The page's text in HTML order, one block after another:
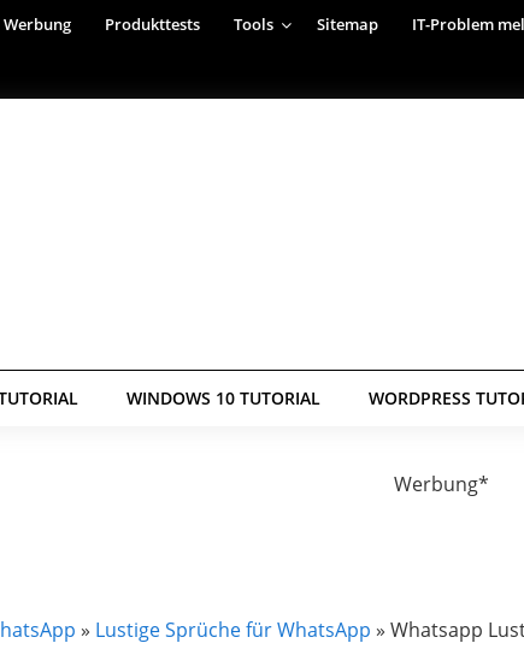
Werbung Produkttests Tools Sitemap IT-Problem
WINDOWS 10 TUTORIAL WORDPRESS
Werbung*
» Lustige Sprüche für WhatsApp » Whatsapp